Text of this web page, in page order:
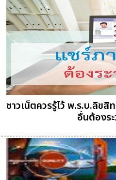
ชาวเน็ตควรรู้ไว้ พ.ร.บ.ลิข
อื่นต้องร